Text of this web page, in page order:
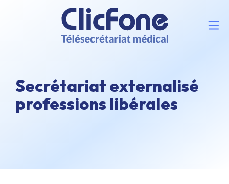
Secrétariat externalisé
professions libérales